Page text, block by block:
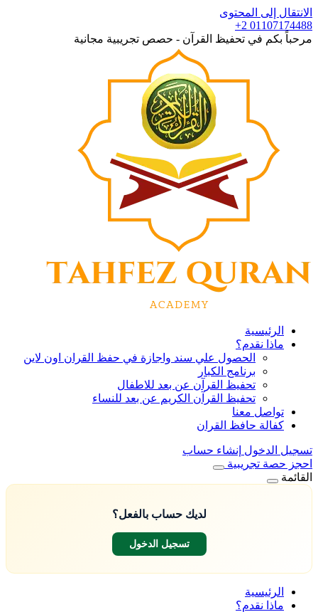
الانتقال إلى المحتوى
+2 01107174488
مرحباً بكم في تحفيظ القرآن - حصص تجريبية مجانية
الرئيسية
ماذا نقدم؟
الحصول علي سند واجازة في حفظ القران اون لاين
برنامج الكبار
تحفيظ القرآن عن بعد للاطفال
تحفيظ القرآن الكريم عن بعد للنساء
تواصل معنا
كفالة حافظ القران
تسجيل الدخول إنشاء حساب
احجز حصة تجريبية
القائمة
لديك حساب بالفعل؟
تسجيل الدخول
الرئيسية
ماذا نقدم؟